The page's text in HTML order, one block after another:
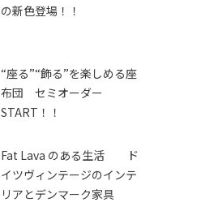
の新色登場！！
“座る”“飾る”を楽しめる座
布団 セミオーダー
START！！
Fat Lava のある生活 ド
イツヴィンテージのインテ
リアとデンマーク家具